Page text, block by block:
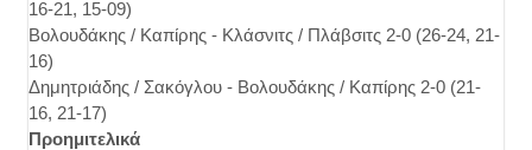
16-21, 15-09)
Βολουδάκης / Καπίρης - Κλάσνιτς / Πλάβσιτς 2-0 (26-24, 21-
16)
Δημητριάδης / Σακόγλου - Βολουδάκης / Καπίρης 2-0 (21-
16, 21-17)
Προημιτελικά